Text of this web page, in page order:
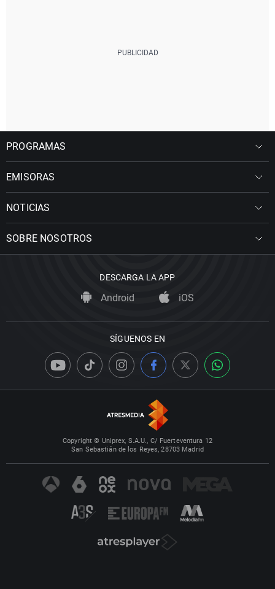
PROGRAMAS
EMISORAS
NOTICIAS
SOBRE NOSOTROS
DESCARGA LA APP
Android iOS
SÍGUENOS EN
Copyright © Uniprex, S.A.U., C/ Fuerteventura 12
San Sebastián de los Reyes, 28703 Madrid